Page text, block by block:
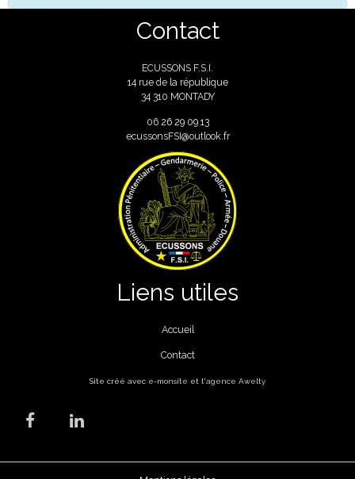
Contact
ECUSSONS F.S.I.
14 rue de la république
34 310 MONTADY
06 26 29 09 13
ecussonsFSI@outlook.fr
Liens utiles
Accueil
Contact
Site créé avec e-monsite et l'agence Awelty